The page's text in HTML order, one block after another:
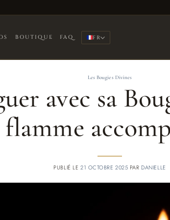
BOUTIQUE FAQ FR
Les Bougies Divines
avec sa
PUBLIÉ LE 21 OCTOBRE 2025 PAR DANIELLE